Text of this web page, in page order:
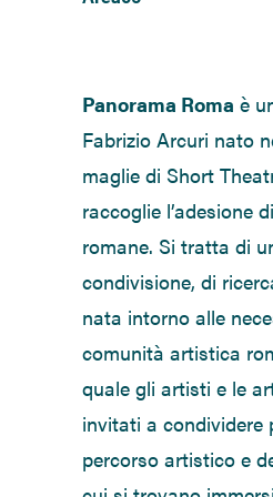
Panorama Roma è
Fabrizio Arcuri nato
maglie di Short
raccoglie l’adesione
romane. Si tratta di
condivisione, di
nata intorno alle
comunità artistica
quale gli artisti e le
invitati a condividere
percorso artistico e